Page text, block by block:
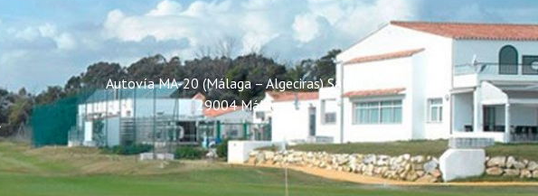
Autovía MA-20 (Málaga – Algeciras) Salida 1
29004 Málaga